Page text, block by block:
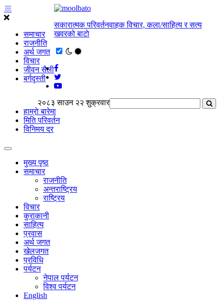
समाचार
राजनीति
अर्थ जगत
विचार
जीवन सैली
बर्गदृस्ती
सकारात्मक परिवर्तनवाहक विचार, कला/साहित्य र सत्य
खवरको बाटाे
२०८३ साउन २२ शुक्रवार
हाम्राे बारेमा
मिति परिवर्तन
विनिमय दर
मुख्य पृष्ठ
समाचार
राजनीति
अन्तराष्ट्रिय
राष्ट्रिय
विचार
कुराकानी
साहित्य
प्रवास
अर्थ जगत
खेलजगत
प्रविधि
पर्यटन
नेपाल पर्यटन
विश्व पर्यटन
English